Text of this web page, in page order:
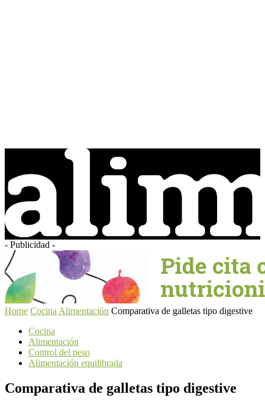
- Publicidad -
Home Cocina Alimentación Comparativa de galletas tipo digestive
Cocina
Alimentación
Control del peso
Alimentación equilibrada
Comparativa de galletas tipo digestive